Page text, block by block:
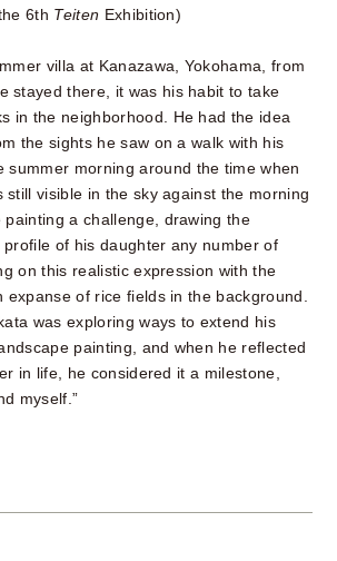
6th Teiten Exhibition)
villa at Kanazawa, Yokohama, from
stayed there, it was his habit to take
in the neighborhood. He had the idea
the sights he saw on a walk with his
summer morning around the time when
still visible in the sky against the morning
painting a challenge, drawing the
of his daughter any number of
on this realistic expression with the
expanse of rice fields in the background.
was exploring ways to extend his
painting, and when he reflected
in life, he considered it a milestone,
myself.”